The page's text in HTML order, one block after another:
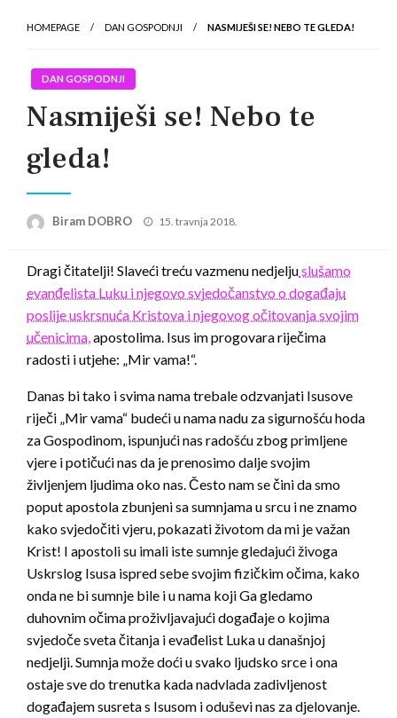
HOMEPAGE DAN GOSPODNJI NASMIJEŠI SE! NEBO TE GLEDA!
DAN GOSPODNJI
Nasmiješi se! Nebo te
gleda!
Biram DOBRO
Posted
15. travnja 2018.
Dragi čitatelji! Slaveći treću vazmenu nedjeljuslušamo
evanđelista Luku i njegovo svjedočanstvo o događaju
poslije uskrsnuća Kristova i njegovog očitovanja svojim
učenicima,apostolima. Isus im progovara riječima
radosti i utjehe: „Mir vama!“.
Danas bi tako i svima nama trebale odzvanjati Isusove
riječi „Mir vama“ budeći u nama nadu za sigurnošću hoda
za Gospodinom, ispunjući nas radošću zbog primljene
vjere i potičući nas da je prenosimo dalje svojim
življenjem ljudima oko nas. Često nam se čini da smo
poput apostola zbunjeni sa sumnjama u srcu i ne znamo
kako svjedočiti vjeru, pokazati životom da mi je važan
Krist! I apostoli su imali iste sumnje gledajući živoga
Uskrslog Isusa ispred sebe svojim fizičkim očima, kako
onda ne bi sumnje bile i u nama koji Ga gledamo
duhovnim očima proživljavajući događaje o kojima
svjedoče sveta čitanja i evađelist Luka u današnjoj
nedjelji. Sumnja može doći u svako ljudsko srce i ona
ostaje sve do trenutka kada nadvlada zadivljenost
događajem susreta s Isusom i oduševi nas za djelovanje.